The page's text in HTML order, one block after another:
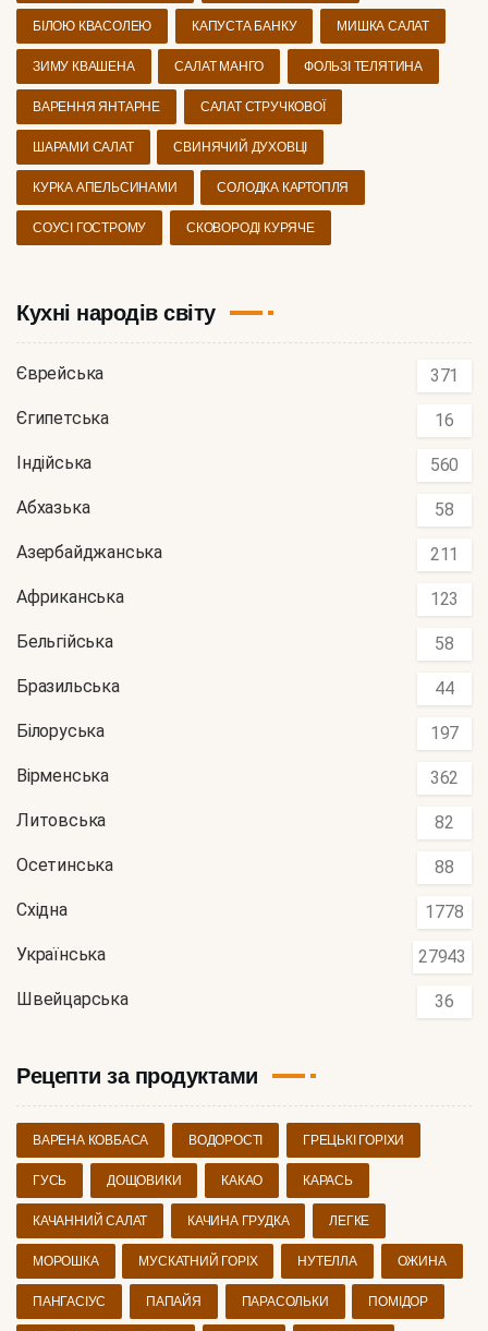
БІЛОЮ КВАСОЛЕЮ КАПУСТА БАНКУ МИШКА САЛАТ
ЗИМУ КВАШЕНА САЛАТ МАНГО ФОЛЬЗІ ТЕЛЯТИНА
ВАРЕННЯ ЯНТАРНЕ САЛАТ СТРУЧКОВОЇ
ШАРАМИ САЛАТ СВИНЯЧИЙ ДУХОВЦІ
КУРКА АПЕЛЬСИНАМИ СОЛОДКА КАРТОПЛЯ
СОУСІ ГОСТРОМУ СКОВОРОДІ КУРЯЧЕ
Кухні народів світу
Єврейська 371
Єгипетська 16
Індійська 560
Абхазька 58
Азербайджанська 211
Африканська 123
Бельгійська 58
Бразильська 44
Білоруська 197
Вірменська 362
Литовська 82
Осетинська 88
Східна 1778
Українська 27943
Швейцарська 36
Рецепти за продуктами
ВАРЕНА КОВБАСА ВОДОРОСТІ ГРЕЦЬКІ ГОРІХИ
ГУСЬ ДОЩОВИКИ КАКАО КАРАСЬ
КАЧАННИЙ САЛАТ КАЧИНА ГРУДКА ЛЕГКЕ
МОРОШКА МУСКАТНИЙ ГОРІХ НУТЕЛЛА ОЖИНА
ПАНГАСІУС ПАПАЙЯ ПАРАСОЛЬКИ ПОМІДОР